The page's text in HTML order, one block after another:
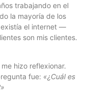
trabajando en el
la mayoría de los
existía el internet —
son mis clientes.
hizo reflexionar.
fue: «¿Cuál es